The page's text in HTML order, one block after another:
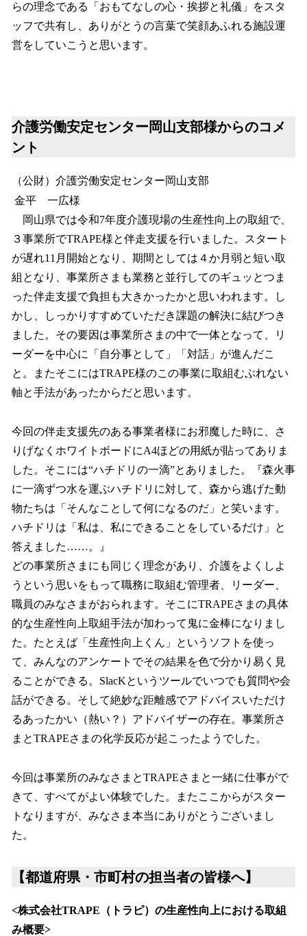
らの理念である「おもてなしの心・挨拶と礼儀」をスタ
ッフで共有し、ありがとうの言葉で笑顔あふれる施設運
営をしていこうと思います。
介護労働安定センター岡山支部様からのコメ
ント
（公財）介護労働安定センター岡山支部
金平 一広様
岡山県では令和7年度介護現場の生産性向上の取組で、
３事業所でTRAPE様と伴走支援を行いました。スタート
が遅れ11月開始となり、期間としては４か月弱と短い取
組となり、事業所さまも業務と並行してのギュッとつま
った伴走支援で負担も大きかったかと思いわれます。し
かし、しっかりすすめていただき課題の解決に結びつき
ました。その要因は事業所さまの中で一体となって、リ
ーダーを中心に「自分事として」「対話」が進んだこ
と。またそこにはTRAPE様のこの事業に取組むぶれない
軸と手法があったからだと思います。
今回の伴走支援先のある事業者様にお邪魔した時に、さ
りげなくホワイトボードにA4ほどの用紙が貼ってありま
した。そこには“ハチドリの一滴”とありました。『森火事
に一滴ずつ水を運ぶハチドリに対して、森から逃げた動
物たちは「そんなことして何になるのだ」と笑います。
ハチドリは「私は、私にできることをしているだけ」と
答えました……。』
どの事業所さまにも同じく理念があり、介護をよくしよ
うという思いをもって職務に取組む管理者、リーダー、
職員のみなさまがおられます。そこにTRAPEさまの具体
的な生産性向上取組手法が加わって鬼に金棒になりまし
た。たとえば「生産性向上くん」というソフトを使っ
て、みんなのアンケートでその結果を色で分かり易く見
ることができる。SlacKというツールでいつでも質問や会
話ができる。そして絶妙な距離感でアドバイスいただけ
るあったかい（熱い？）アドバイザーの存在。事業所さ
まとTRAPEさまの化学反応が起こったようでした。
今回は事業所のみなさまとTRAPEさまと一緒に仕事がで
きて、すべてがよい体験でした。またここからがスター
トなりますが、みなさま本当にありがとうございまし
た。
【都道府県・市町村の担当者の皆様へ】
<株式会社TRAPE（トラピ）の生産性向上における取組
み概要>